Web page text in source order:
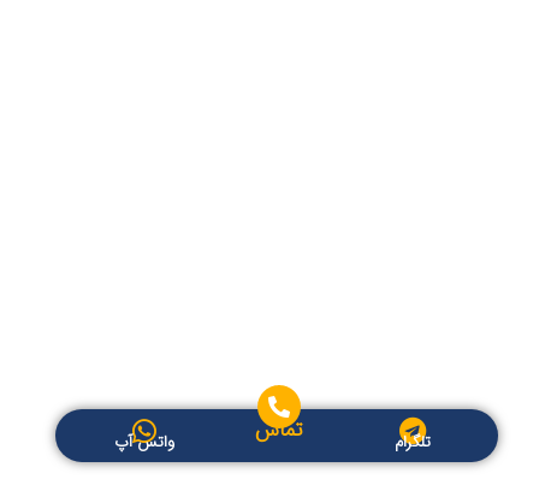
تلگرام تماس واتس آپ